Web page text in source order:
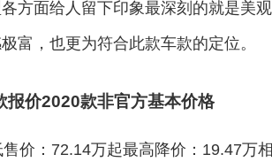
方面给人留下印象最深刻的就是美
富，也更为符合此款车款的定位。
报价2020款非官方基本价格
价：72.14万起最高降价：19.47万